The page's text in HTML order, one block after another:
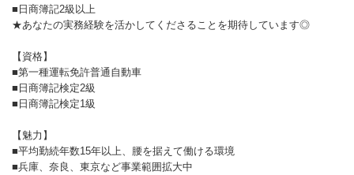
■日商簿記2級以上
★あなたの実務経験を活かしてくださることを期待しています◎
【資格】
■第一種運転免許普通自動車
■日商簿記検定2級
■日商簿記検定1級
【魅力】
■平均勤続年数15年以上、腰を据えて働ける環境
■兵庫、奈良、東京など事業範囲拡大中